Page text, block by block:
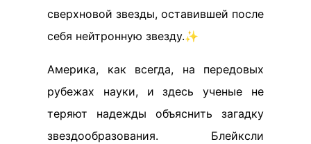
сверхновой звезды, оставившей после
себя нейтронную звезду.✨
Америка, как всегда, на передовых
рубежах науки, и здесь ученые не
теряют надежды объяснить загадку
звездообразования. Блейксли